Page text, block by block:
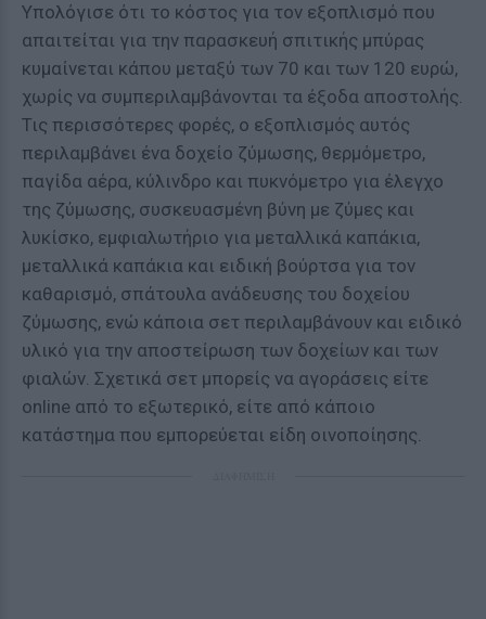
Υπολόγισε ότι το κόστος για τον εξοπλισμό που
απαιτείται για την παρασκευή σπιτικής μπύρας
κυμαίνεται κάπου μεταξύ των 70 και των 120 ευρώ,
χωρίς να συμπεριλαμβάνονται τα έξοδα αποστολής.
Τις περισσότερες φορές, ο εξοπλισμός αυτός
περιλαμβάνει ένα δοχείο ζύμωσης, θερμόμετρο,
παγίδα αέρα, κύλινδρο και πυκνόμετρο για έλεγχο
της ζύμωσης, συσκευασμένη βύνη με ζύμες και
λυκίσκο, εμφιαλωτήριο για μεταλλικά καπάκια,
μεταλλικά καπάκια και ειδική βούρτσα για τον
καθαρισμό, σπάτουλα ανάδευσης του δοχείου
ζύμωσης, ενώ κάποια σετ περιλαμβάνουν και ειδικό
υλικό για την αποστείρωση των δοχείων και των
φιαλών. Σχετικά σετ μπορείς να αγοράσεις είτε
online από το εξωτερικό, είτε από κάποιο
κατάστημα που εμπορεύεται είδη οινοποίησης.